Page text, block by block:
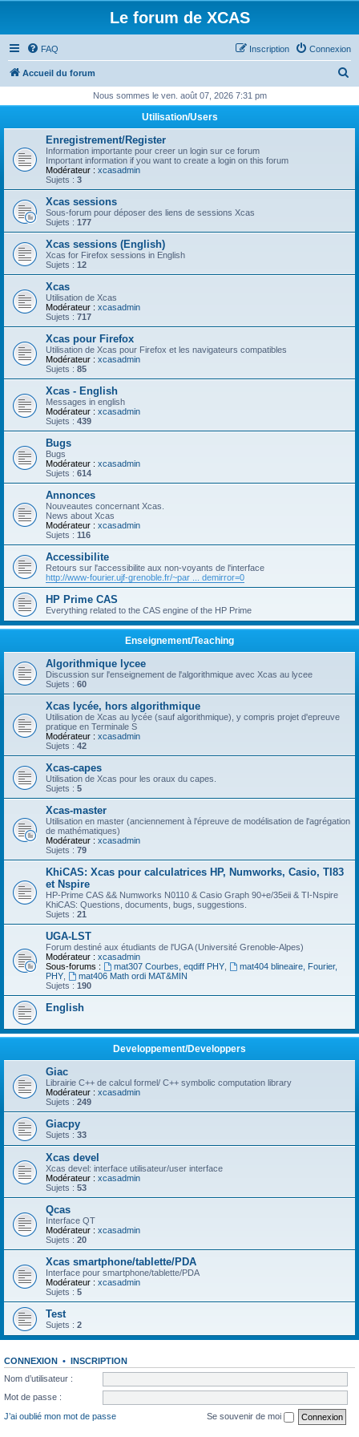
Le forum de XCAS
FAQ Connexion
Inscription
Accueil du forum
h
c
Nous sommes le ven. août 07, 2026 7:31 pm
Utilisation/Users
Enregistrement/Register
Information importante pour creer un login sur ce forum
Important information if you want to create a login on this forum
Modérateur : xcasadmin
Sujets : 3
Xcas sessions
Sous-forum pour déposer des liens de sessions Xcas
Sujets : 177
Xcas sessions (English)
Xcas for Firefox sessions in English
Sujets : 12
Xcas
Utilisation de Xcas
Modérateur : xcasadmin
Sujets : 717
Xcas pour Firefox
Utilisation de Xcas pour Firefox et les navigateurs compatibles
Modérateur : xcasadmin
Sujets : 85
Xcas - English
Messages in english
Modérateur : xcasadmin
Sujets : 439
Bugs
Bugs
Modérateur : xcasadmin
Sujets : 614
Annonces
Nouveautes concernant Xcas.
News about Xcas
Modérateur : xcasadmin
Sujets : 116
Accessibilite
Retours sur l'accessibilite aux non-voyants de l'interface
http://www-fourier.ujf-grenoble.fr/~par ... demirror=0
HP Prime CAS
Everything related to the CAS engine of the HP Prime
Enseignement/Teaching
Algorithmique lycee
Discussion sur l'enseignement de l'algorithmique avec Xcas au lycee
Sujets : 60
Xcas lycée, hors algorithmique
Utilisation de Xcas au lycée (sauf algorithmique), y compris projet d'epreuve
pratique en Terminale S
Modérateur : xcasadmin
Sujets : 42
Xcas-capes
Utilisation de Xcas pour les oraux du capes.
Sujets : 5
Xcas-master
Utilisation en master (anciennement à l'épreuve de modélisation de l'agrégation
de mathématiques)
Modérateur : xcasadmin
Sujets : 79
KhiCAS: Xcas pour calculatrices HP, Numworks, Casio, TI83
et Nspire
HP-Prime CAS && Numworks N0110 & Casio Graph 90+e/35eii & TI-Nspire
KhiCAS: Questions, documents, bugs, suggestions.
Sujets : 21
UGA-LST
Forum destiné aux étudiants de l'UGA (Université Grenoble-Alpes)
Modérateur : xcasadmin
Sous-forums :
mat307 Courbes, eqdiff PHY,
mat404 blineaire, Fourier,
PHY
mat406 Math ordi MAT&MIN
Sujets : 190
English
Developpement/Developpers
Giac
Librairie C++ de calcul formel/ C++ symbolic computation library
Modérateur : xcasadmin
Sujets : 249
Giacpy
Sujets : 33
Xcas devel
Xcas devel: interface utilisateur/user interface
Modérateur : xcasadmin
Sujets : 53
Qcas
Interface QT
Modérateur : xcasadmin
Sujets : 20
Xcas smartphone/tablette/PDA
Interface pour smartphone/tablette/PDA
Modérateur : xcasadmin
Sujets : 5
Test
Sujets : 2
CONNEXION • INSCRIPTION
Nom d’utilisateur :
Mot de passe :
J’ai oublié mon mot de passe
Se souvenir de moi